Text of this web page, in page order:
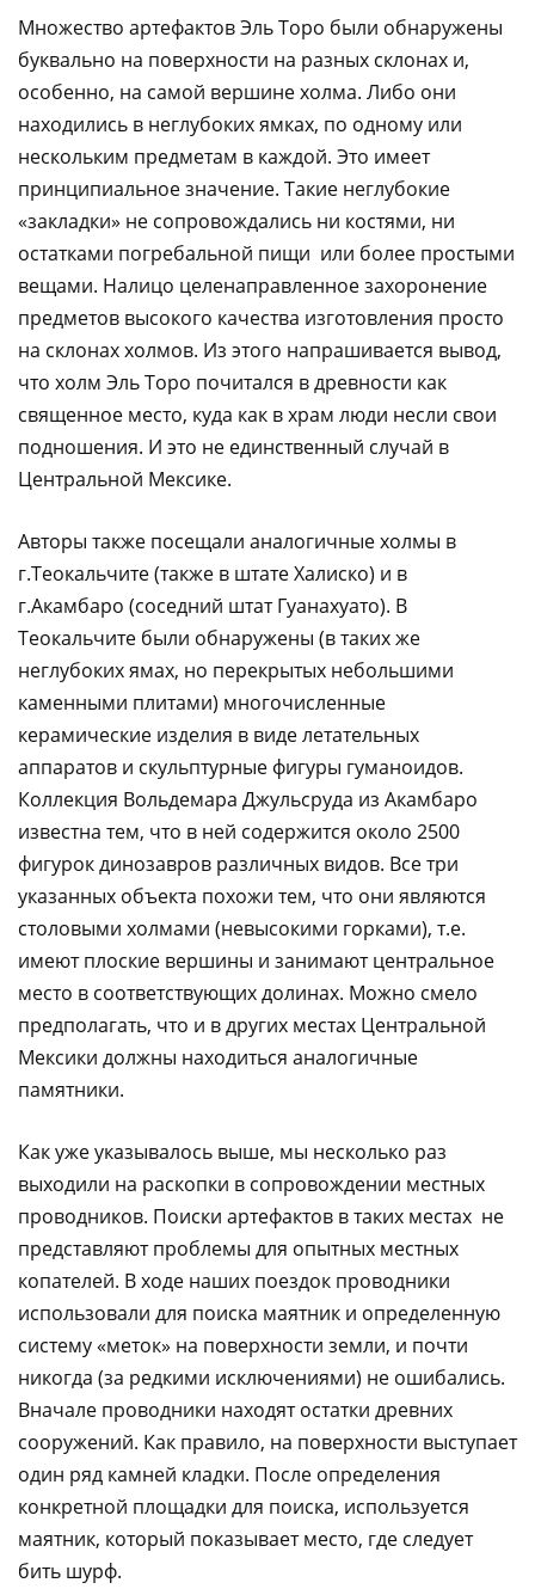
Множество артефактов Эль Торо были обнаружены
буквально на поверхности на разных склонах и,
особенно, на самой вершине холма. Либо они
находились в неглубоких ямках, по одному или
нескольким предметам в каждой. Это имеет
принципиальное значение. Такие неглубокие
«закладки» не сопровождались ни костями, ни
остатками погребальной пищи или более простыми
вещами. Налицо целенаправленное захоронение
предметов высокого качества изготовления просто
на склонах холмов. Из этого напрашивается вывод,
что холм Эль Торо почитался в древности как
священное место, куда как в храм люди несли свои
подношения. И это не единственный случай в
Центральной Мексике.
Авторы также посещали аналогичные холмы в
г.Теокальчите (также в штате Халиско) и в
г.Акамбаро (соседний штат Гуанахуато). В
Теокальчите были обнаружены (в таких же
неглубоких ямах, но перекрытых небольшими
каменными плитами) многочисленные
керамические изделия в виде летательных
аппаратов и скульптурные фигуры гуманоидов.
Коллекция Вольдемара Джульсруда из Акамбаро
известна тем, что в ней содержится около 2500
фигурок динозавров различных видов. Все три
указанных объекта похожи тем, что они являются
столовыми холмами (невысокими горками), т.е.
имеют плоские вершины и занимают центральное
место в соответствующих долинах. Можно смело
предполагать, что и в других местах Центральной
Мексики должны находиться аналогичные
памятники.
Как уже указывалось выше, мы несколько раз
выходили на раскопки в сопровождении местных
проводников. Поиски артефактов в таких местах не
представляют проблемы для опытных местных
копателей. В ходе наших поездок проводники
использовали для поиска маятник и определенную
систему «меток» на поверхности земли, и почти
никогда (за редкими исключениями) не ошибались.
Вначале проводники находят остатки древних
сооружений. Как правило, на поверхности выступает
один ряд камней кладки. После определения
конкретной площадки для поиска, используется
маятник, который показывает место, где следует
бить шурф.